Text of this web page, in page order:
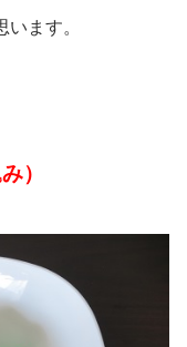
ます。
）